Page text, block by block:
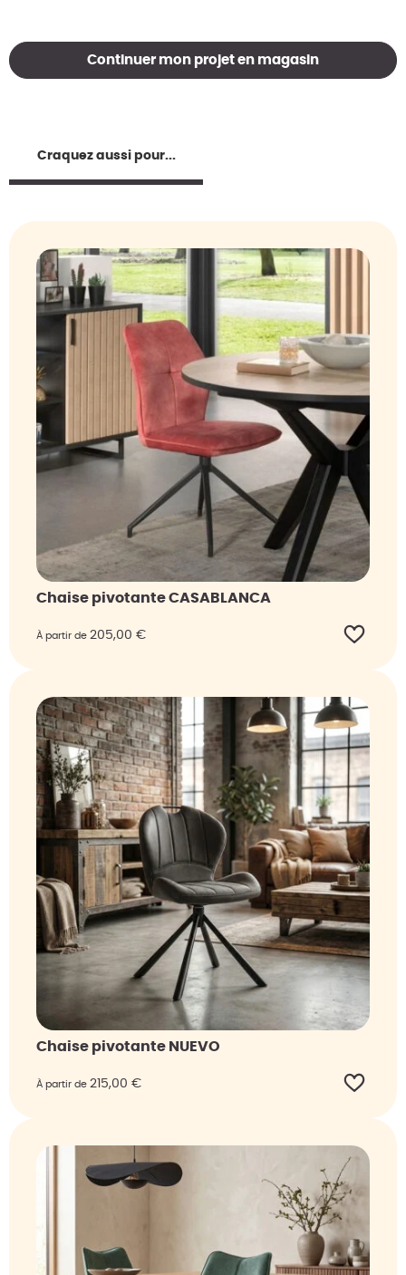
Continuer mon projet en magasin
Craquez aussi pour...
Chaise pivotante CASABLANCA
À partir de 205,00 €
Chaise pivotante NUEVO
À partir de 215,00 €